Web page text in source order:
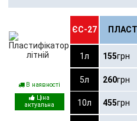
В наявності
ЄС-27
1л 155грн
5л 260грн
10л 455грн